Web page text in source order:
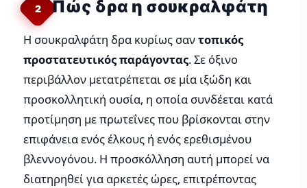
2 Πώς δρα η σουκραλφάτη
Η σουκραλφάτη δρα κυρίως σαντοπικός
προστατευτικός παράγοντας. Σε όξινο
περιβάλλον μετατρέπεται σε μία ιξώδη και
προσκολλητική ουσία, η οποία συνδέεται κατά
προτίμηση με πρωτεΐνες που βρίσκονται στην
επιφάνεια ενός έλκους ή ενός ερεθισμένου
βλεννογόνου. Η προσκόλληση αυτή μπορεί να
διατηρηθεί για αρκετές ώρες, επιτρέποντας